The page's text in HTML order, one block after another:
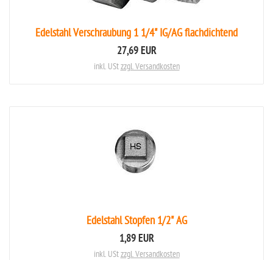
Edelstahl Verschraubung 1 1/4" IG/AG flachdichtend
27,69 EUR
inkl. UStzzgl. Versandkosten
Edelstahl Stopfen 1/2" AG
1,89 EUR
inkl. UStzzgl. Versandkosten